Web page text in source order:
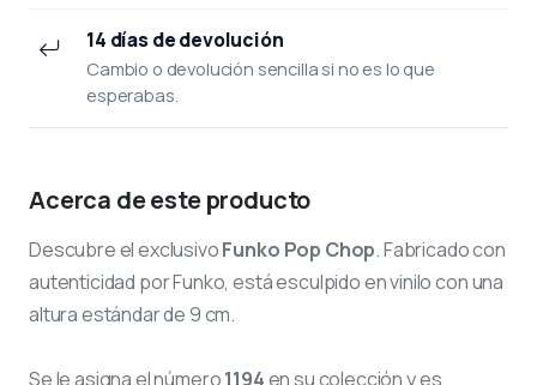
14 días de devolución
Cambio o devolución sencilla si no es lo que
esperabas.
Acerca de este producto
Descubre el exclusivoFunko Pop Chop. Fabricado con
autenticidad por Funko, está esculpido en vinilo con una
altura estándar de 9 cm.
Se le asigna el número1194en su colección y es